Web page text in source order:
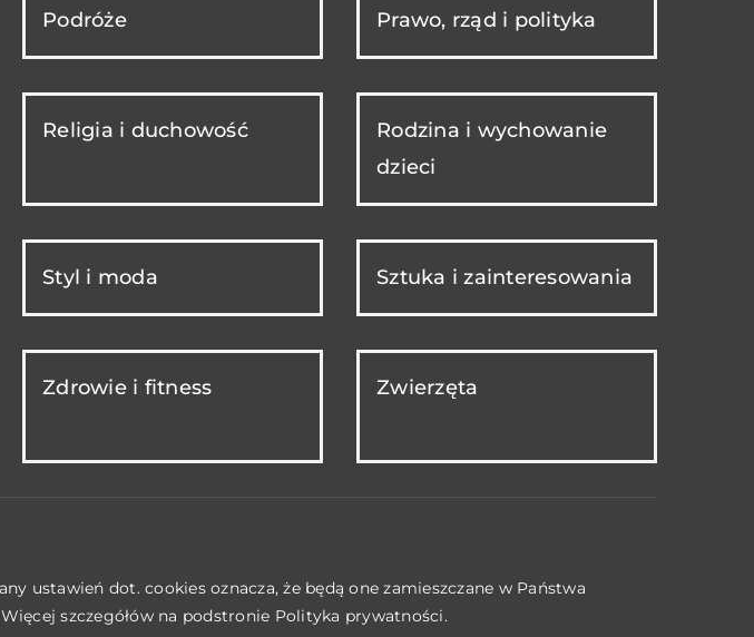
Podróże Prawo, rząd i polityka
Religia i duchowość
Rodzina i wychowanie
dzieci
Styl i moda Sztuka i zainteresowania
Zdrowie i fitness Zwierzęta
ustawień dot. cookies oznacza, że będą one zamieszczane w Państwa
szczegółów na podstronie Polityka prywatności.